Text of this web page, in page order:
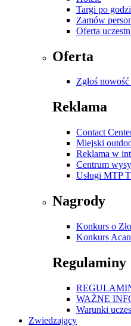
Targi po
Zamów
Oferta
Oferta
Zgłoś
Reklama
Contact
Miejski
Reklama w
Centrum
Usługi MTP
Nagrody
Konkurs o
Konkurs
Regulaminy
WAŻNE
Warunki
Zwiedzający